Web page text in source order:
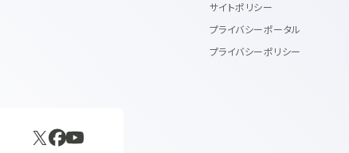
サイトポリシー
プライバシーポータル
プライバシーポリシー
新規ウィンドウで開く
新規ウィンドウで開く
新規ウィンドウで開く